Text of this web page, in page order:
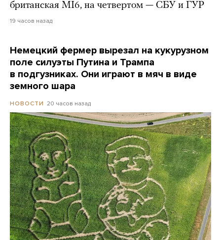
британская MI6, на четвертом — СБУ и ГУР
19 часов назад
Немецкий фермер вырезал на кукурузном
поле силуэты Путина и Трампа
в подгузниках. Они играют в мяч в виде
земного шара
НОВОСТИ 20 часов назад